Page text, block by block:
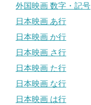
外国映画 数字・記号
日本映画 あ行
日本映画 か行
日本映画 さ行
日本映画 た行
日本映画 な行
日本映画 は行